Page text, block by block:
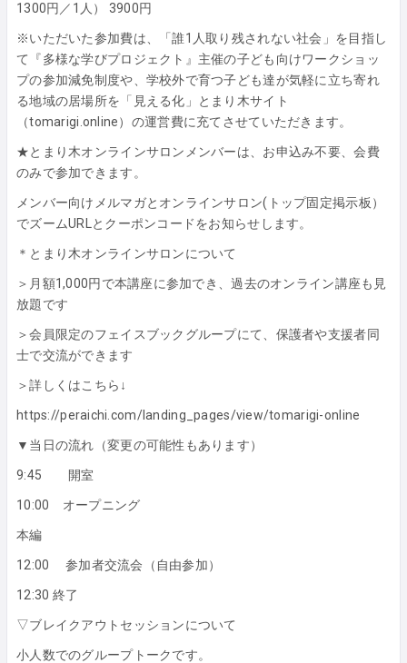
1300円／1人） 3900円
※いただいた参加費は、「誰1人取り残されない社会」を目指し
て『多様な学びプロジェクト』主催の子ども向けワークショッ
プの参加減免制度や、学校外で育つ子ども達が気軽に立ち寄れ
る地域の居場所を「見える化」とまり木サイト
（tomarigi.online）の運営費に充てさせていただきます。
★とまり木オンラインサロンメンバーは、お申込み不要、会費
のみで参加できます。
メンバー向けメルマガとオンラインサロン(トップ固定掲示板）
でズームURLとクーポンコードをお知らせします。
＊とまり木オンラインサロンについて
＞月額1,000円で本講座に参加でき、過去のオンライン講座も見
放題です
＞会員限定のフェイスブックグループにて、保護者や支援者同
士で交流ができます
＞詳しくはこちら↓
https://peraichi.com/landing_pages/view/tomarigi-online
▼当日の流れ（変更の可能性もあります）
9:45 開室
10:00 オープニング
本編
12:00 参加者交流会（自由参加）
12:30 終了
▽ブレイクアウトセッションについて
小人数でのグループトークです。